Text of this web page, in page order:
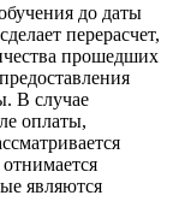
до даты
перерасчет,
прошедших
В случае
оплаты,
являются